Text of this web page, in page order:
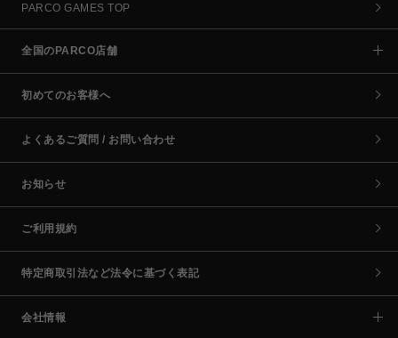
PARCO GAMES TOP
全国のPARCO店舗
初めてのお客様へ
よくあるご質問 / お問い合わせ
お知らせ
ご利用規約
特定商取引法など法令に基づく表記
会社情報